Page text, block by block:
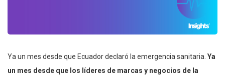
Ya un mes desde que Ecuador declaró la emergencia sanitaria. Ya
un mes desde que los líderes de marcas y negocios de la